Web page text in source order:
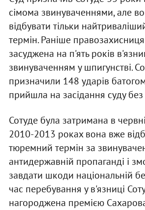
сімома звинуваченнями, але
відбувати тільки
термін. Раніше
засуджена на п'ять років
звинуваченням у шпигунстві.
призначили 148 ударів
прийшла на засідання суду без
Сотуде була затримана в
2010-2013 роках вона вже
тюремний термін за
антидержавній пропаганді і
завдати шкоди національній
час перебування у в'язниці
нагороджена премією